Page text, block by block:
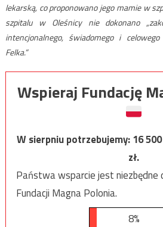
lekarską, co proponowano jego mamie w
szpitalu w Oleśnicy nie dokonano
intencjonalnego, świadomego i
Felka.”
Wspieraj Fundację
W sierpniu potrzebujemy:16 500
zł.
Państwa wsparcie jest niezbędne
Fundacji Magna Polonia.
8%